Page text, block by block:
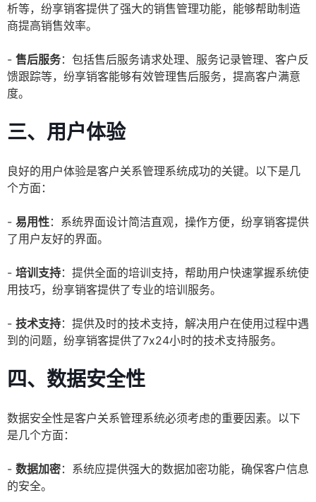
析等，纷享销客提供了强大的销售管理功能，能够帮助制造
商提高销售效率。
- 售后服务：包括售后服务请求处理、服务记录管理、客户反
馈跟踪等，纷享销客能够有效管理售后服务，提高客户满意
度。
三、用户体验
良好的用户体验是客户关系管理系统成功的关键。以下是几
个方面：
- 易用性：系统界面设计简洁直观，操作方便，纷享销客提供
了用户友好的界面。
- 培训支持：提供全面的培训支持，帮助用户快速掌握系统使
用技巧，纷享销客提供了专业的培训服务。
- 技术支持：提供及时的技术支持，解决用户在使用过程中遇
到的问题，纷享销客提供了7x24小时的技术支持服务。
四、数据安全性
数据安全性是客户关系管理系统必须考虑的重要因素。以下
是几个方面：
- 数据加密：系统应提供强大的数据加密功能，确保客户信息
的安全。